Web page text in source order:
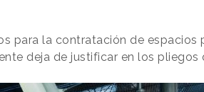
para la contratación de espacios
deja de justificar en los